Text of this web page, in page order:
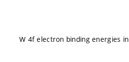
W 4f electron binding energies